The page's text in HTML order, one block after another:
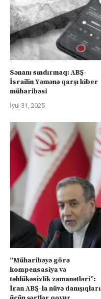
Sənanı sındırmaq: ABŞ-
İsrailin Yəmənə qarşı kiber
müharibəsi
İyul 31, 2025
“Müharibəyə görə
kompensasiya və
təhlükəsizlik zəmanətləri”:
İran ABŞ-la nüvə danışıqları